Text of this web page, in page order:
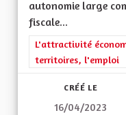
autonomie large
fiscale...
Filtrer les résultats
L'attractivité
territoires, l'emploi
CRÉÉ LE
16/04/2023